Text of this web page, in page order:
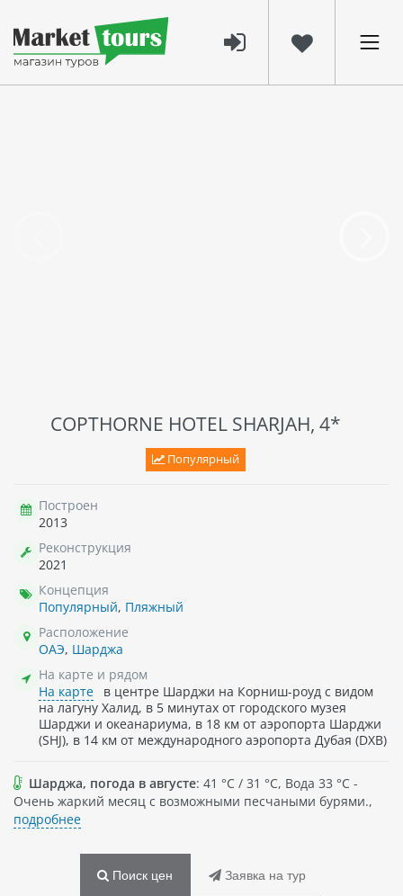
COPTHORNE HOTEL SHARJAH, 4*
Популярный
Построен
2013
Реконструкция
2021
Концепция
Популярный, Пляжный
Расположение
ОАЭ, Шарджа
На карте и рядом
На карте
в центре Шарджи на Корниш-роуд с видом
на лагуну Халид, в 5 минутах от городского музея
Шарджи и океанариума, в 18 км от аэропорта Шарджи
(SHJ), в 14 км от международного аэропорта Дубая (DXB)
Шарджа, погода в августе: 41 °C / 31 °C, Вода 33 °C -
Очень жаркий месяц с возможными песчаными бурями.,
подробнее
Поиск цен Заявка на тур